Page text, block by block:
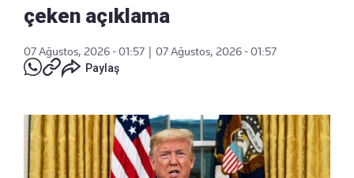
çeken açıklama
07 Ağustos, 2026 - 01:57
07 Ağustos, 2026 - 01:57
Paylaş